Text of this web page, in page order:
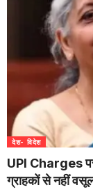
देश- विदेश
UPI Charges पर
ग्राहकों से नहीं